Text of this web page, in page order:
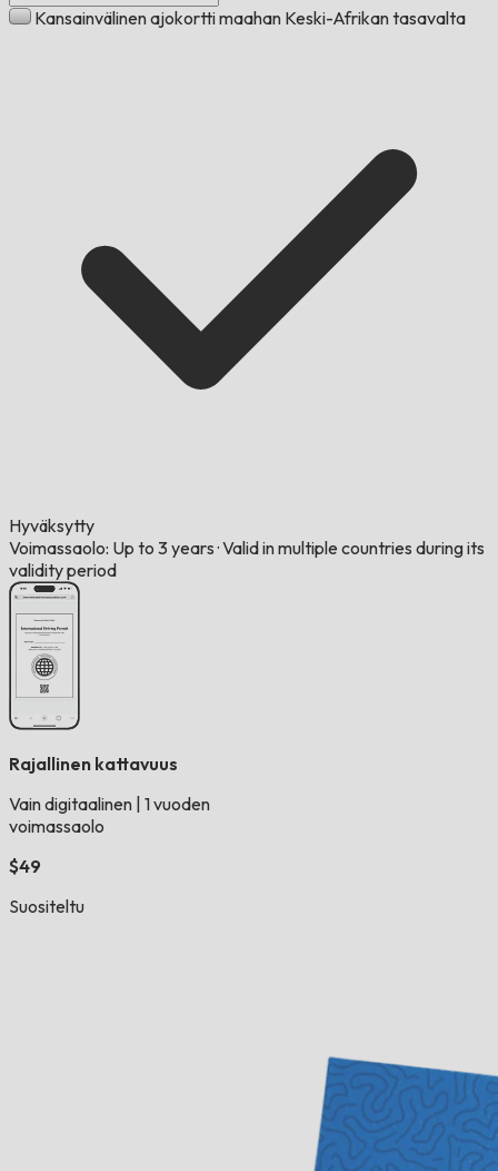
Kansainvälinen ajokortti maahan Keski-Afrikan tasavalta
Hyväksytty
Voimassaolo: Up to 3 years ·Valid in multiple countries during its
validity period
Rajallinen kattavuus
Vain digitaalinen 1 vuoden
voimassaolo
$49
Suositeltu